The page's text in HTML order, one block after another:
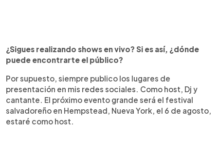
¿Sigues realizando shows en vivo? Si es así, ¿dónde
puede encontrarte el público?
Por supuesto, siempre publico los lugares de
presentación en mis redes sociales. Como host, Dj y
cantante. El próximo evento grande será el festival
salvadoreño en Hempstead, Nueva York, el 6 de agosto,
estaré como host.